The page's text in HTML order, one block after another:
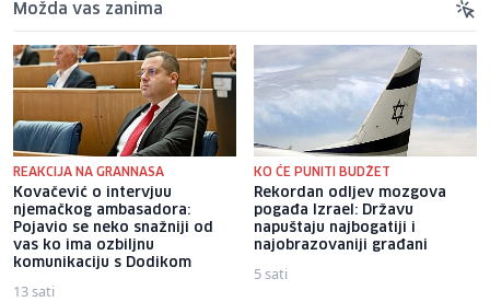
Možda vas zanima
REAKCIJA NA GRANNASA
Kovačević o intervjuu
njemačkog ambasadora:
Pojavio se neko snažniji od
vas ko ima ozbiljnu
komunikaciju s Dodikom
13 sati
KO ĆE PUNITI BUDŽET
Rekordan odljev mozgova
pogađa Izrael: Državu
napuštaju najbogatiji i
najobrazovaniji građani
5 sati